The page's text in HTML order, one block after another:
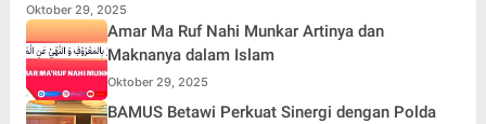
Oktober 29, 2025
Amar Ma Ruf Nahi Munkar Artinya dan
Maknanya dalam Islam
Oktober 29, 2025
BAMUS Betawi Perkuat Sinergi dengan Polda